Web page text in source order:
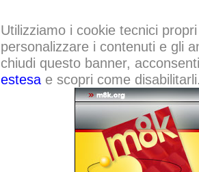
Utilizziamo i cookie tecnici
personalizzare i contenuti e gli
chiudi questo banner,
estesae scopri come